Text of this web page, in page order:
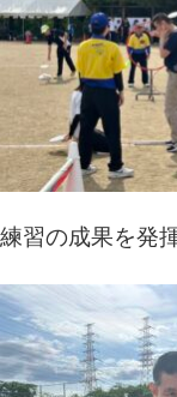
練習の成果を発